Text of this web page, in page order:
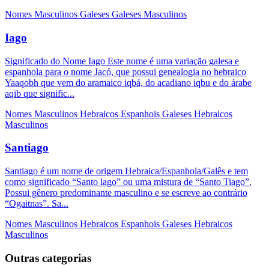
Nomes Masculinos Galeses Galeses Masculinos
Iago
Significado do Nome Iago Este nome é uma variação galesa e
espanhola para o nome Jacó, que possui genealogia no hebraico
Yaaqobh que vem do aramaico iqbá, do acadiano iqbu e do árabe
aqib que signific...
Nomes Masculinos Hebraicos Espanhois Galeses Hebraicos
Masculinos
Santiago
Santiago é um nome de origem Hebraica/Espanhola/Galês e tem
como significado “Santo lago” ou uma mistura de “Santo Tiago”.
Possui gênero predominante masculino e se escreve ao contrário
“Ogaitnas”. Sa...
Nomes Masculinos Hebraicos Espanhois Galeses Hebraicos
Masculinos
Outras categorias